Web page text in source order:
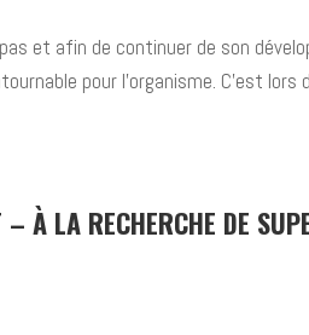
et afin de continuer de son
pour l’organisme. C’est lors
– À LA RECHERCHE DE